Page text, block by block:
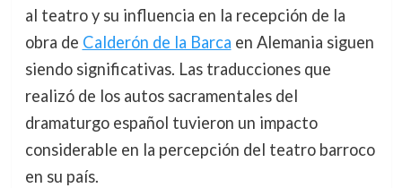
al teatro y su influencia en la recepción de la
obra de Calderón de la Barca en Alemania siguen
siendo significativas. Las traducciones que
realizó de los autos sacramentales del
dramaturgo español tuvieron un impacto
considerable en la percepción del teatro barroco
en su país.